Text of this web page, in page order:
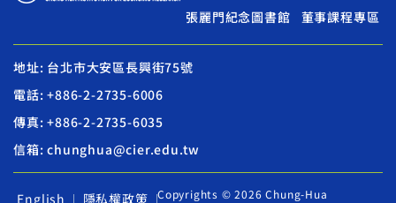
張麗門紀念圖書館
董事課程專區
地址: 台北市大安區長興街75號
電話: +886-2-2735-6006
傳真: +886-2-2735-6035
信箱: chunghua@cier.edu.tw
English 隱私權政策
Copyrights © 2026 Chung-Hua